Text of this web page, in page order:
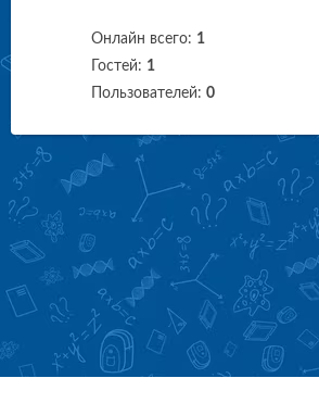
Онлайн всего: 1
Гостей: 1
Пользователей: 0